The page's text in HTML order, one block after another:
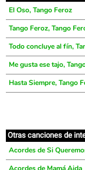
El Oso, Tango Feroz
Tango Feroz, Tango
Todo concluye al fín,
Me gusta ese tajo,
Hasta Siempre, Tango
Otras canciones de
Acordes de Si